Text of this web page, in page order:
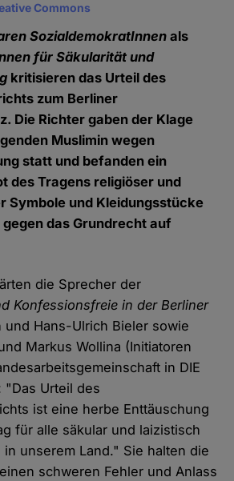
Commons
SozialdemokratInnen als
für Säkularität und
kritisieren das Urteil des
zum Berliner
Die Richter gaben der Klage
Muslimin wegen
statt und befanden ein
des Tragens religiöser und
Symbole und Kleidungsstücke
das Grundrecht auf
die Sprecher der
Konfessionsfreie in der Berliner
und Hans-Ulrich Bieler sowie
Markus Wollina (Initiatoren
in DIE
"Das Urteil des
ist eine herbe Enttäuschung
für alle säkular und laizistisch
unserem Land." Sie halten die
schweren Fehler und Anlass